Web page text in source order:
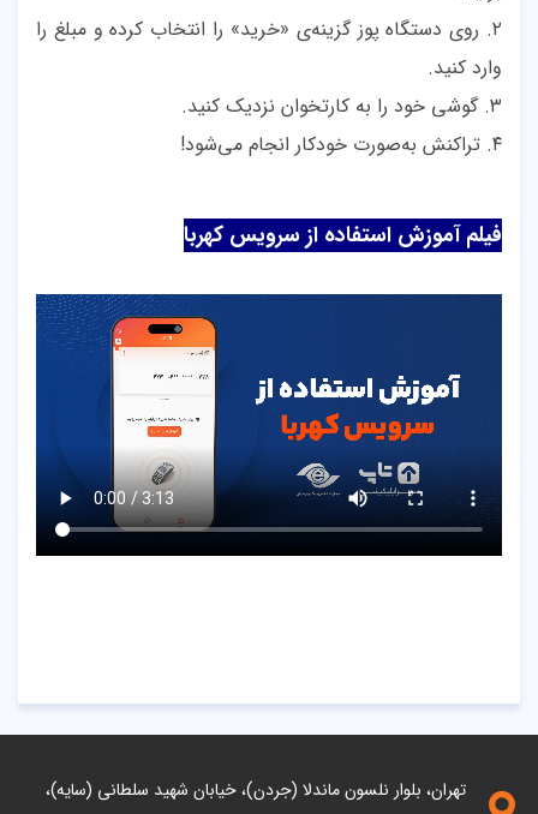
۲. روی دستگاه پوز گزینه‌ی «خرید» را انتخاب کرده و مبلغ را
وارد کنید.
۳. گوشی خود را به کارتخوان نزدیک کنید.
۴. تراکنش به‌صورت خودکار انجام می‌شود!
فیلم آموزش استفاده از سرویس کهربا
تهران، بلوار نلسون ماندلا (جردن)، خیابان شهید سلطانی (سایه)،